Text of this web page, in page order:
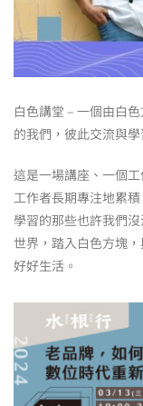
白色講堂 – 一個由白
的我們，彼此交流與
這是一場講座、一個
工作者長期專注地累
學習的那些也許我們
世界，踏入白色方塊
好好生活。